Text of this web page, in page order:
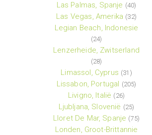
Las Palmas, Spanje (40)
Las Vegas, Amerika (32)
Legian Beach, Indonesie
(24)
Lenzerheide, Zwitserland
(28)
Limassol, Cyprus (31)
Lissabon, Portugal (205)
Livigno, Italië (26)
Ljubljana, Slovenië (25)
Lloret De Mar, Spanje (75)
Londen, Groot-Brittannie